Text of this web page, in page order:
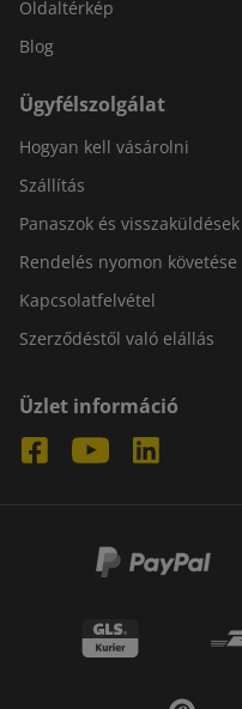
Oldaltérkép
Blog
Ügyfélszolgálat
Hogyan kell vásárolni
Szállítás
Panaszok és visszaküldések
Rendelés nyomon követése
Kapcsolatfelvétel
Szerződéstől való elállás
Üzlet információ